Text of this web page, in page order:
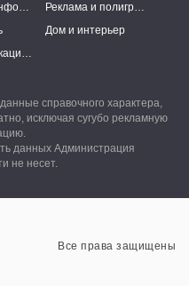
Справочно-информационные системы
Реклама и полиграфия
Дом и интерьер
Телекоммуникации и связь
справочного характера,
исключая сугубо рекламную
данных Администрация
не несет.
Все права защищены